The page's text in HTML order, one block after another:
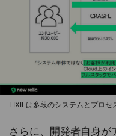
LIXILは多段のシステムとプロ
さらに、開発者自身が